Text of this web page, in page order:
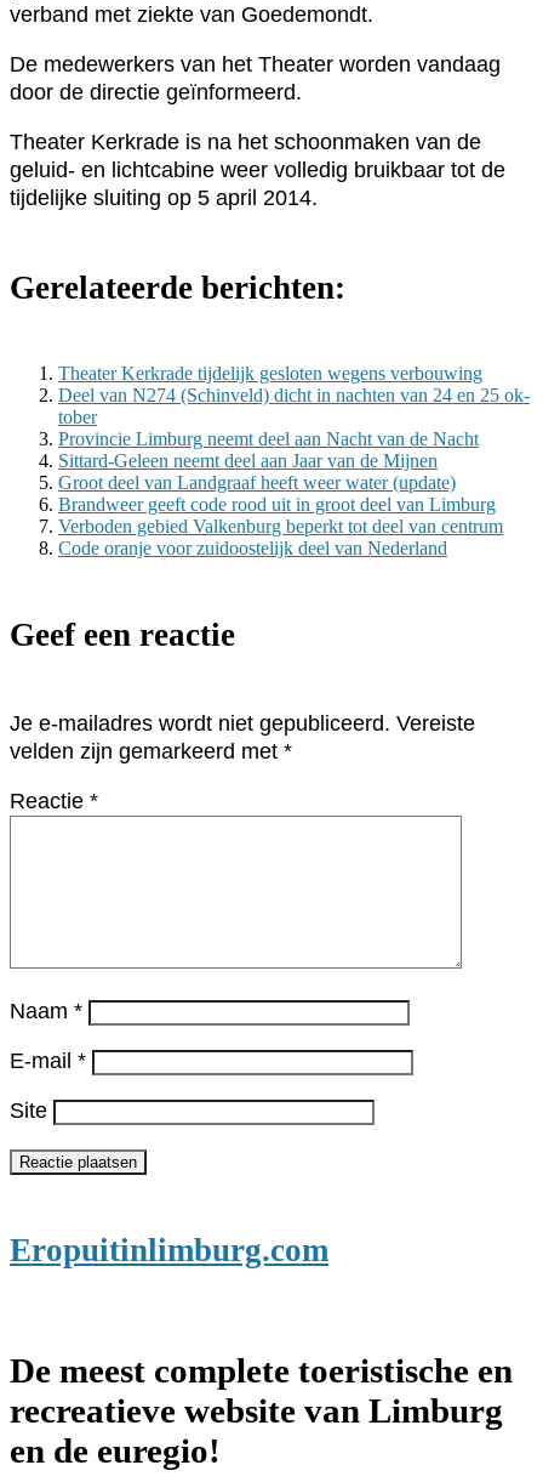
verband met ziekte van Goedemondt.
De medewerkers van het Theater worden vandaag
door de directie geïnformeerd.
Theater Kerkrade is na het schoonmaken van de
geluid- en lichtcabine weer volledig bruikbaar tot de
tijdelijke sluiting op 5 april 2014.
Gerelateerde berichten:
Theater Kerkrade tijdelijk gesloten wegens verbouwing
Deel van N274 (Schin­veld) dicht in nach­ten van 24 en 25 ok­
to­ber
Provincie Limburg neemt deel aan Nacht van de Nacht
Sittard-Geleen neemt deel aan Jaar van de Mijnen
Groot deel van Landgraaf heeft weer water (update)
Brandweer geeft code rood uit in groot deel van Limburg
Verboden gebied Valkenburg beperkt tot deel van centrum
Code oranje voor zuidoostelijk deel van Nederland
Geef een reactie
Je e-mailadres wordt niet gepubliceerd. Vereiste
velden zijn gemarkeerd met *
Reactie *
Naam *
E-mail *
Site
Eropuitinlimburg.com
De meest complete toeristische en
recreatieve website van Limburg
en de euregio!